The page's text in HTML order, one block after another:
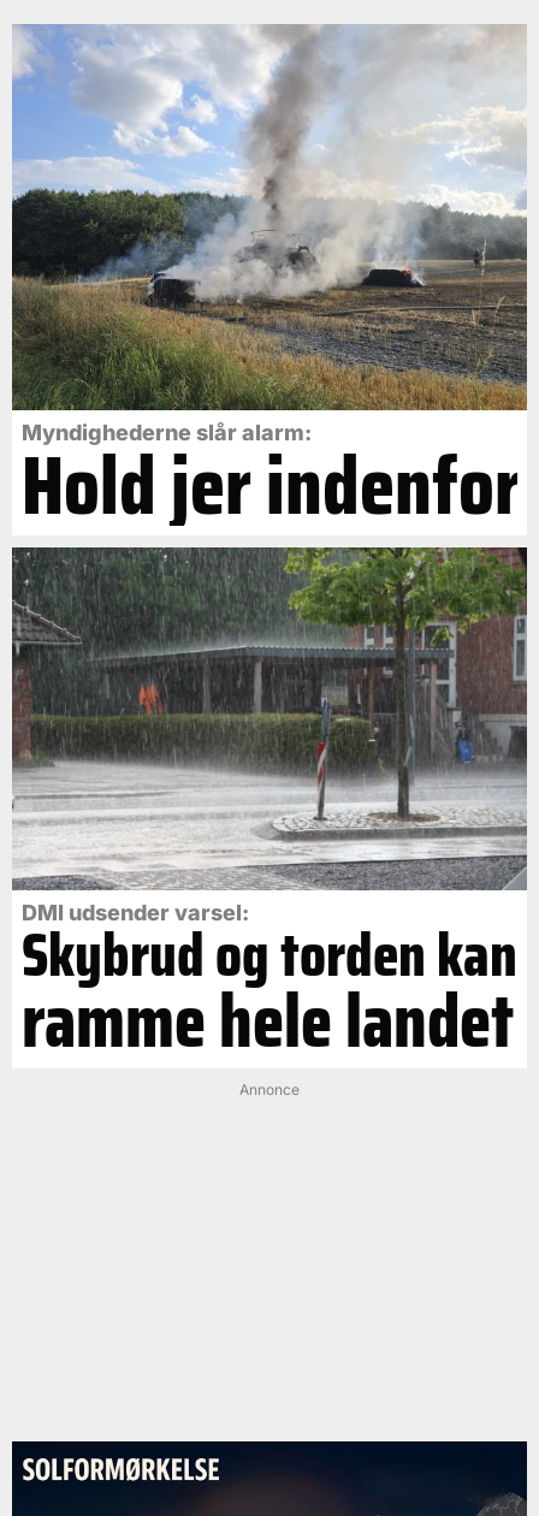
Myndighederne slår alarm:
Hold jer indenfor
DMI udsender varsel:
Skybrud og torden kan
ramme hele landet
Annonce